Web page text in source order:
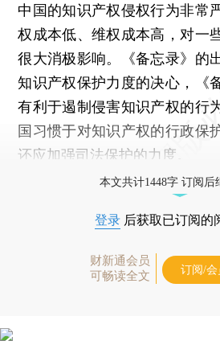
中国的知识产权侵权行为非常
权成本低、维权成本高，对一
很大消极影响。《备忘录》的
知识产权保护力度的决心，《
有利于遏制侵害知识产权的行
国习惯于对知识产权的行政保
还应加强司法保护的力度。
本文共计1448字 订阅后
登录 后获取已订阅的
财新通会员
可畅读全文
订阅/会